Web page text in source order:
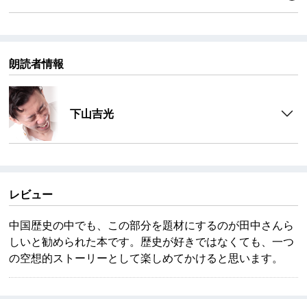
朗読者情報
下山吉光
レビュー
中国歴史の中でも、この部分を題材にするのが田中さんら
しいと勧められた本です。歴史が好きではなくても、一つ
の空想的ストーリーとして楽しめてかけると思います。